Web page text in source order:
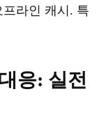
라인 캐시. 특
응: 실전